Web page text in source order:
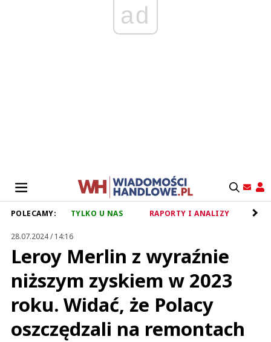
ad
POLECAMY: TYLKO U NAS RAPORTY I ANALIZY
28.07.2024 / 14:16
Leroy Merlin z wyraźnie
niższym zyskiem w 2023
roku. Widać, że Polacy
oszczędzali na remontach